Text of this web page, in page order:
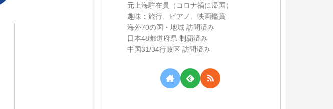
元上海駐在員（コロナ禍に帰国）
趣味：旅行、ピアノ、映画鑑賞
海外70の国・地域 訪問済み
日本48都道府県 制覇済み
中国31/34行政区 訪問済み